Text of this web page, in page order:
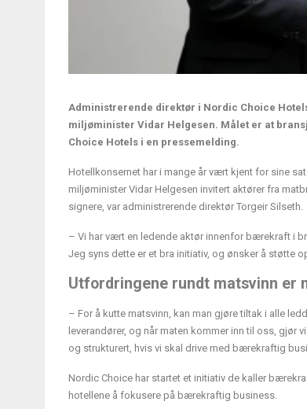
Administrerende direktør i Nordic Choice
miljøminister Vidar Helgesen. Målet er at
Choice Hotels i en pressemelding.
Hotellkonsernet har i mange år vært kjent for sine
miljøminister Vidar Helgesen invitert aktører fra
signere, var administrerende direktør Torgeir Silseth.
– Vi har vært en ledende aktør innenfor bærekraft i
Jeg syns dette er et bra initiativ, og ønsker å støtte
Utfordringene rundt matsvinn er
– For å kutte matsvinn, kan man gjøre tiltak i alle
leverandører, og når maten kommer inn til oss, gjør
og strukturert, hvis vi skal drive med bærekraftig
Nordic Choice har startet et initiativ de kaller
hotellene å fokusere på bærekraftig business.